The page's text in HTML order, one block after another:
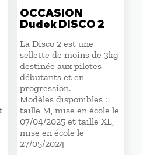
OCCASION
Dudek DISCO 2
La Disco 2 est une
sellette de moins de 3kg
destinée aux pilotes
débutants et en
progression.
Modèles disponibles :
taille M, mise en école le
07/04/2025 et taille XL,
mise en école le
27/05/2024